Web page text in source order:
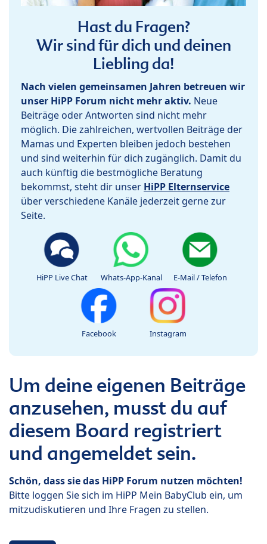
Hast du Fragen?
Wir sind für dich und deinen
Liebling da!
Nach vielen gemeinsamen Jahren betreuen wir
unser HiPP Forum nicht mehr aktiv. Neue
Beiträge oder Antworten sind nicht mehr
möglich. Die zahlreichen, wertvollen Beiträge der
Mamas und Experten bleiben jedoch bestehen
und sind weiterhin für dich zugänglich. Damit du
auch künftig die bestmögliche Beratung
bekommst, steht dir unser HiPP Elternservice
über verschiedene Kanäle jederzeit gerne zur
Seite.
HiPP Live Chat Whats-App-Kanal E-Mail / Telefon
Facebook Instagram
Um deine eigenen Beiträge
anzusehen, musst du auf
diesem Board registriert
und angemeldet sein.
Schön, dass sie das HiPP Forum nutzen möchten!
Bitte loggen Sie sich im HiPP Mein BabyClub ein, um
mitzudiskutieren und Ihre Fragen zu stellen.